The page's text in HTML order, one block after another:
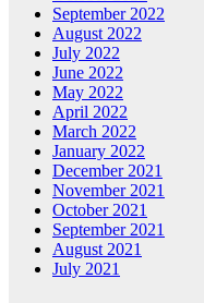
September 2022
August 2022
July 2022
June 2022
May 2022
April 2022
March 2022
January 2022
December 2021
November 2021
October 2021
September 2021
August 2021
July 2021